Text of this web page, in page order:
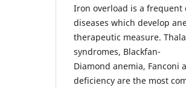
Iron overload is a
diseases which develop
therapeutic measure.
syndromes, Blackfan-
Diamond anemia, Fanconi
deficiency are the most